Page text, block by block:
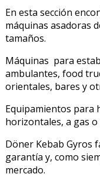
En esta sección
máquinas asadoras
tamaños.
Máquinas para
ambulantes, food
orientales, bares y
Equipamientos para
horizontales, a gas
Döner Kebab Gyros
garantía y, como
mercado.